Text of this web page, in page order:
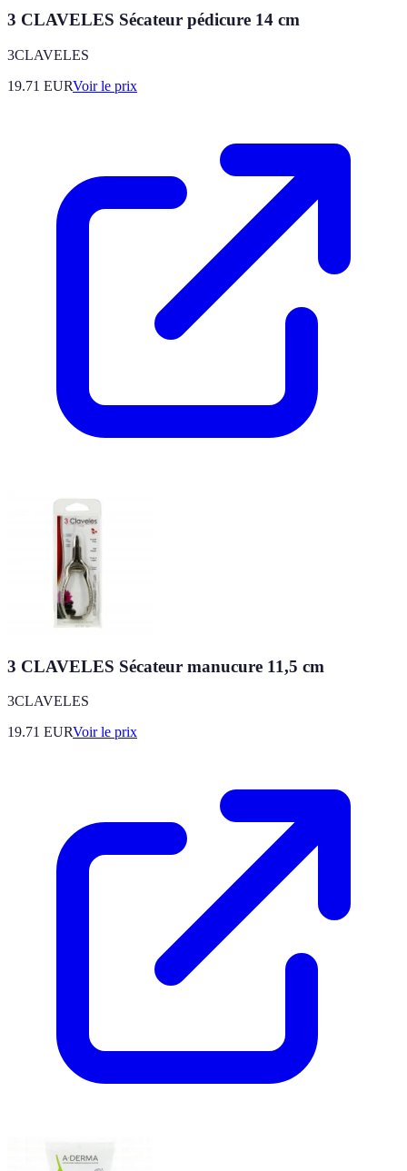
3 CLAVELES Sécateur pédicure 14 cm
3CLAVELES
19.71 EURVoir le prix
3 CLAVELES Sécateur manucure 11,5 cm
3CLAVELES
19.71 EURVoir le prix